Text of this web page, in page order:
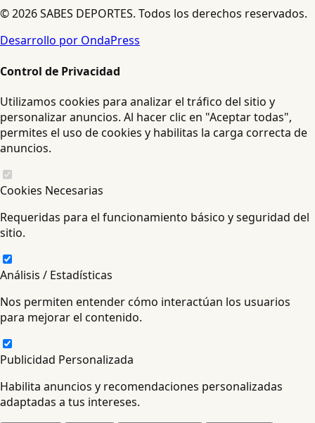
© 2026 SABES DEPORTES. Todos los derechos reservados.
Desarrollo por OndaPress
Control de Privacidad
Utilizamos cookies para analizar el tráfico del sitio y
personalizar anuncios. Al hacer clic en "Aceptar todas",
permites el uso de cookies y habilitas la carga correcta de
anuncios.
Cookies Necesarias
Requeridas para el funcionamiento básico y seguridad del
sitio.
Análisis / Estadísticas
Nos permiten entender cómo interactúan los usuarios
para mejorar el contenido.
Publicidad Personalizada
Habilita anuncios y recomendaciones personalizadas
adaptadas a tus intereses.